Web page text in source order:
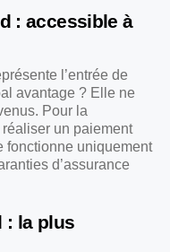
: accessible à
l’entrée de
avantage ? Elle ne
Pour la
un paiement
fonctionne uniquement
d’assurance
: la plus